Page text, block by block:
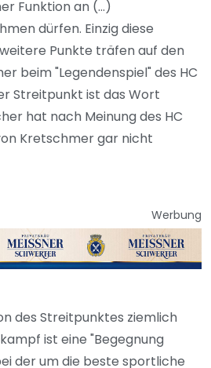
Funktion an (...)
dürfen. Einzig diese
Punkte träfen auf den
beim "Legendenspiel" des HC
Streitpunkt ist das Wort
hat nach Meinung des HC
Kretschmer gar nicht
Werbung
des Streitpunktes ziemlich
ist eine "Begegnung
der um die beste sportliche